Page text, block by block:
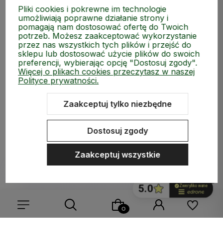
ZAKUPY
MEDIA SPOŁECZNOŚCIOWE
MOJE KONTO
Szablon Shoper Modern 3.0™ od
GrowCommerce
Pliki cookies i pokrewne im technologie
umożliwiają poprawne działanie strony i
pomagają nam dostosować ofertę do Twoich
potrzeb. Możesz zaakceptować wykorzystanie
przez nas wszystkich tych plików i przejść do
sklepu lub dostosować użycie plików do swoich
preferencji, wybierając opcję "Dostosuj zgody".
Więcej o plikach cookies przeczytasz w naszej
Polityce prywatności.
Zaakceptuj tylko niezbędne
Dostosuj zgody
Zaakceptuj wszystkie